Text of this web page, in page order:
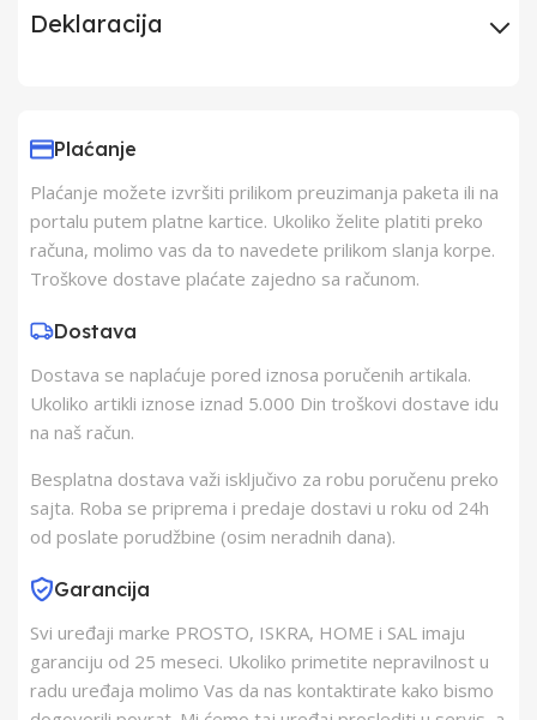
Deklaracija
Proizvođač
Schukat Electronic
gmbh
Zemlja Uvoza Kina
Plaćanje
Plaćanje možete izvršiti prilikom preuzimanja paketa ili na
portalu putem platne kartice. Ukoliko želite platiti preko
računa, molimo vas da to navedete prilikom slanja korpe.
Troškove dostave plaćate zajedno sa računom.
Dostava
Dostava se naplaćuje pored iznosa poručenih artikala.
Ukoliko artikli iznose iznad 5.000 Din troškovi dostave idu
na naš račun.
Besplatna dostava važi isključivo za robu poručenu preko
sajta. Roba se priprema i predaje dostavi u roku od 24h
od poslate porudžbine (osim neradnih dana).
Garancija
Svi uređaji marke PROSTO, ISKRA, HOME i SAL imaju
garanciju od 25 meseci. Ukoliko primetite nepravilnost u
radu uređaja molimo Vas da nas kontaktirate kako bismo